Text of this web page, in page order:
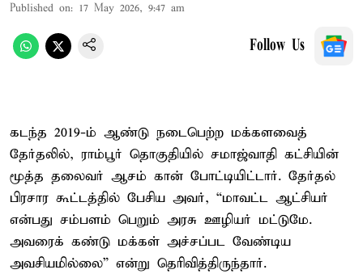
Published on: 17 May 2026, 9:47 am
Follow Us
கடந்த 2019-ம் ஆண்டு நடைபெற்ற மக்களவைத்
தேர்தலில், ராம்பூர் தொகுதியில் சமாஜ்வாதி கட்சியின்
மூத்த தலைவர் ஆசம் கான் போட்டியிட்டார். தேர்தல்
பிரசார கூட்டத்தில் பேசிய அவர், “மாவட்ட ஆட்சியர்
என்பது சம்பளம் பெறும் அரசு ஊழியர் மட்டுமே.
அவரைக் கண்டு மக்கள் அச்சப்பட வேண்டிய
அவசியமில்லை” என்று தெரிவித்திருந்தார்.